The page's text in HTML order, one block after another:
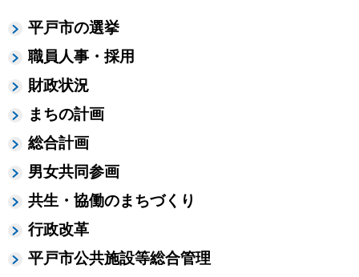
平戸市の選挙
職員人事・採用
財政状況
まちの計画
総合計画
男女共同参画
共生・協働のまちづくり
行政改革
平戸市公共施設等総合管理